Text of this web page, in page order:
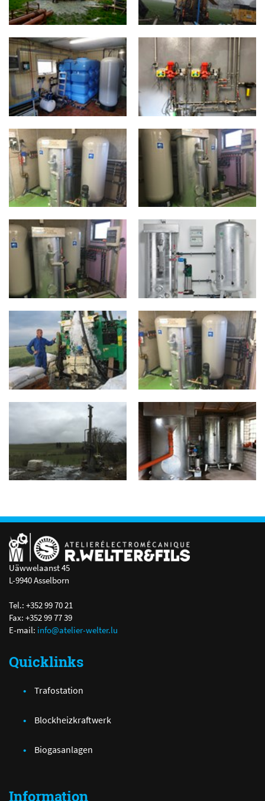
Uäwwelaanst 45
L-9940 Asselborn
Tel.: +352 99 70 21
Fax: +352 99 77 39
E-mail: info@atelier-welter.lu
Quicklinks
Trafostation
Blockheizkraftwerk
Biogasanlagen
Information